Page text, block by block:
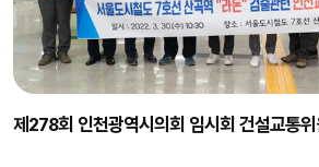
제278회 인천광역시의회 임시회 건설교통